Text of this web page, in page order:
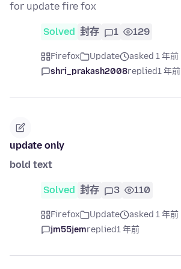
for update fire fox
Solved 封存 1 129
Firefox Update
asked 1 年前
shri_prakash2008replied1 年前
update only
bold text
Solved 封存 3 110
Firefox Update
asked 1 年前
jm55jemreplied1 年前